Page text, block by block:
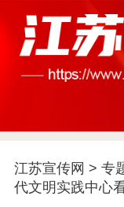
江苏宣传网 > 专
代文明实践中心